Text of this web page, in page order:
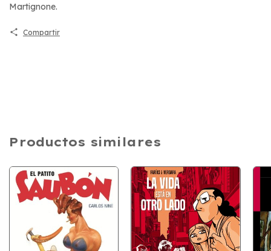
Martignone.
Compartir
Productos similares